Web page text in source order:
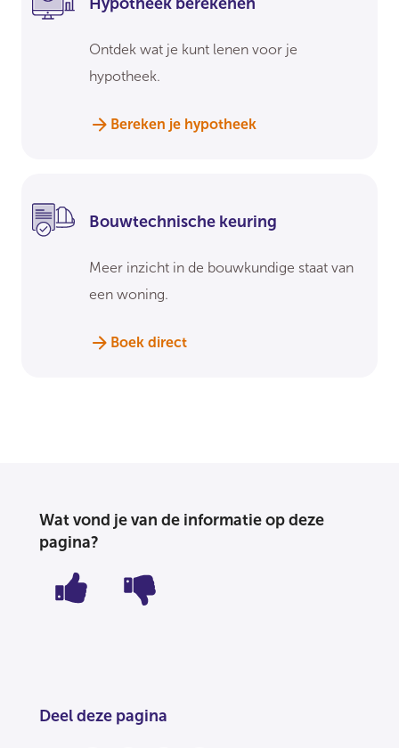
Hypotheek berekenen
Ontdek wat je kunt lenen voor je
hypotheek.
Bereken je hypotheek
Bouwtechnische keuring
Meer inzicht in de bouwkundige staat van
een woning.
Boek direct
Wat vond je van de informatie op deze
pagina?
Deel deze pagina